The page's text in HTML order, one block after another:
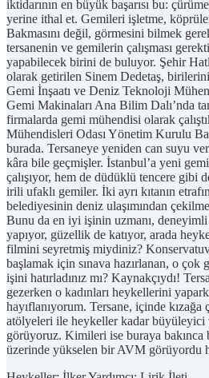
iktidarının en büyük başarısı bu:
yerine ithal et. Gemileri işletme,
Bakmasını değil, görmesini bilmek
tersanenin ve gemilerin çalışması
yapabilecek birini de buluyor. Şehir
olarak getirilen Sinem Dedetaş,
Gemi İnşaatı ve Deniz Teknoloji
Gemi Makinaları Ana Bilim Dalı’nda
firmalarda gemi mühendisi olarak
Mühendisleri Odası Yönetim Kurulu
burada. Tersaneye yeniden can suyu
kâra bile geçmişler. İstanbul’a yeni
çalışıyor, hem de düdüklü tencere gibi
irili ufaklı gemiler. İki ayrı kıtanın
belediyesinin deniz ulaşımından
Bunu da en iyi işinin uzmanı,
yapıyor, güzellik de katıyor, arada
filmini seyretmiş miydiniz?
başlamak için sınava hazırlanan, o çok
işini hatırladınız mı? Kaynakçıydı!
gezerken o kadınları heykellerini
hayıflanıyorum. Tersane, içinde
atölyeleri ile heykeller kadar büyüleyici
görüyoruz. Kimileri ise buraya bakınca
üzerinde yükselen bir AVM görüyordu